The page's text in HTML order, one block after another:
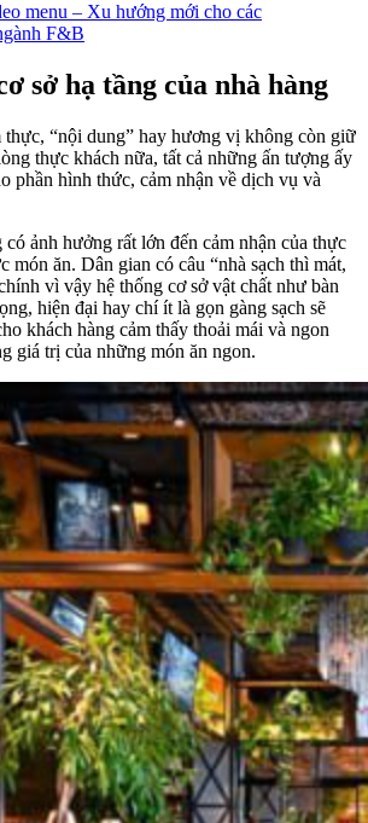
menu – Xu hướng mới cho các
F&B
sở hạ tầng của nhà hàng
“nội dung” hay hương vị không còn giữ
thực khách nữa, tất cả những ấn tượng ấy
phần hình thức, cảm nhận về dịch vụ và
ảnh hưởng rất lớn đến cảm nhận của thực
món ăn. Dân gian có câu “nhà sạch thì mát,
vì vậy hệ thống cơ sở vật chất như bàn
hiện đại hay chí ít là gọn gàng sạch sẽ
khách hàng cảm thấy thoải mái và ngon
giá trị của những món ăn ngon.